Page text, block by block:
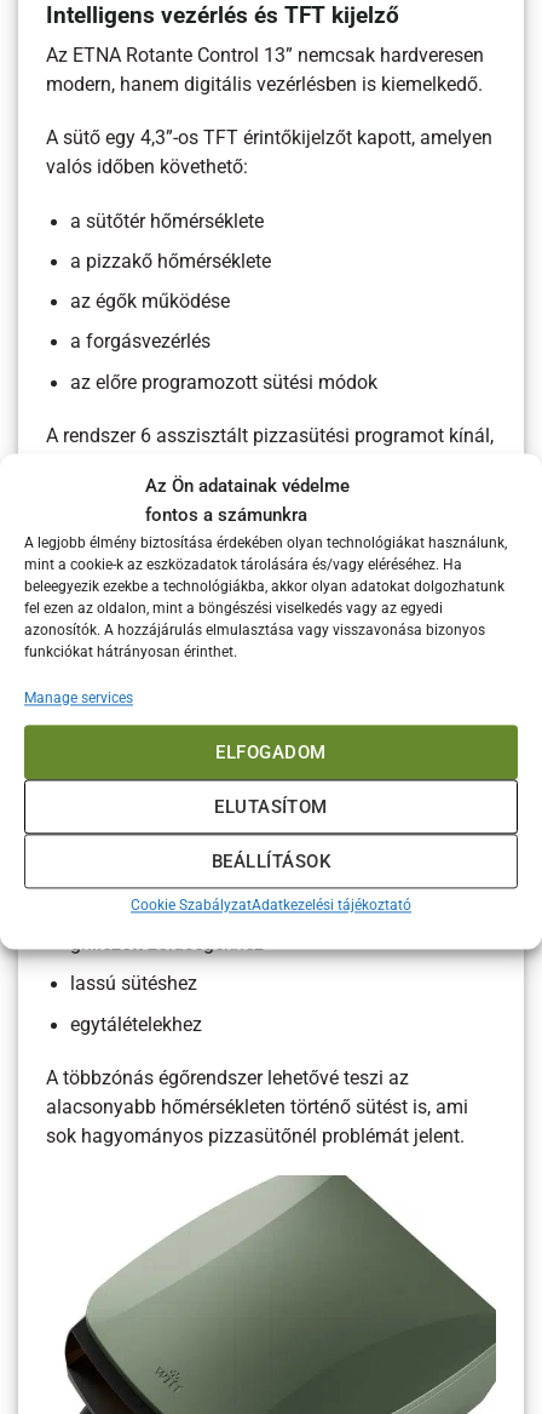
Az Ön adatainak védelme
fontos a számunkra
A legjobb élmény biztosítása érdekében olyan technológiákat használunk,
mint a cookie-k az eszközadatok tárolására és/vagy eléréséhez. Ha
beleegyezik ezekbe a technológiákba, akkor olyan adatokat dolgozhatunk
fel ezen az oldalon, mint a böngészési viselkedés vagy az egyedi
azonosítók. A hozzájárulás elmulasztása vagy visszavonása bizonyos
funkciókat hátrányosan érinthet.
Manage services
ELFOGADOM
ELUTASÍTOM
BEÁLLÍTÁSOK
Cookie SzabályzatAdatkezelési tájékoztató
Intelligens vezérlés és TFT kijelző
Az ETNA Rotante Control 13” nemcsak hardveresen
modern, hanem digitális vezérlésben is kiemelkedő.
A sütő egy 4,3”-os TFT érintőkijelzőt kapott, amelyen
valós időben követhető:
a sütőtér hőmérséklete
a pizzakő hőmérséklete
az égők működése
a forgásvezérlés
az előre programozott sütési módok
A rendszer 6 asszisztált pizzasütési programot kínál,
azok számára, akik szeretnek kísérletezni.
Nem csak pizzára
Az ETNA Rotante Control 13” egyik legnagyobb
előnye a sokoldalúság. A pontos hőszabályozás
miatt nemcsak klasszikus nápolyi pizzák
Kiváló választás lehet:
focacciához
Detroit stílusú pizzákhoz
húsokhoz
grillezett zöldségekhez
lassú sütéshez
egytálételekhez
A többzónás égőrendszer lehetővé teszi az
alacsonyabb hőmérsékleten történő sütést is, ami
sok hagyományos pizzasütőnél problémát jelent.